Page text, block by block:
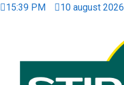
15:39 PM 10 august 2026